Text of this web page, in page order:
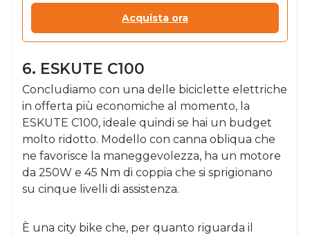
Acquista ora
6. ESKUTE C100
Concludiamo con una delle biciclette elettriche
in offerta più economiche al momento, la
ESKUTE C100, ideale quindi se hai un budget
molto ridotto. Modello con canna obliqua che
ne favorisce la maneggevolezza, ha un motore
da 250W e 45 Nm di coppia che si sprigionano
su cinque livelli di assistenza.
È una city bike che, per quanto riguarda il